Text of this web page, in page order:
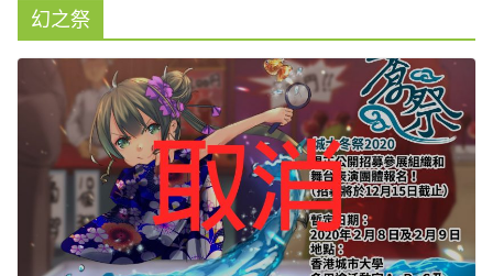
幻之祭